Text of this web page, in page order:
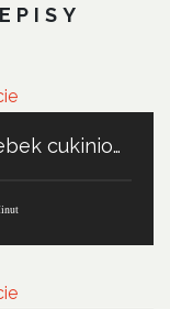
Chlebek cukiniowy